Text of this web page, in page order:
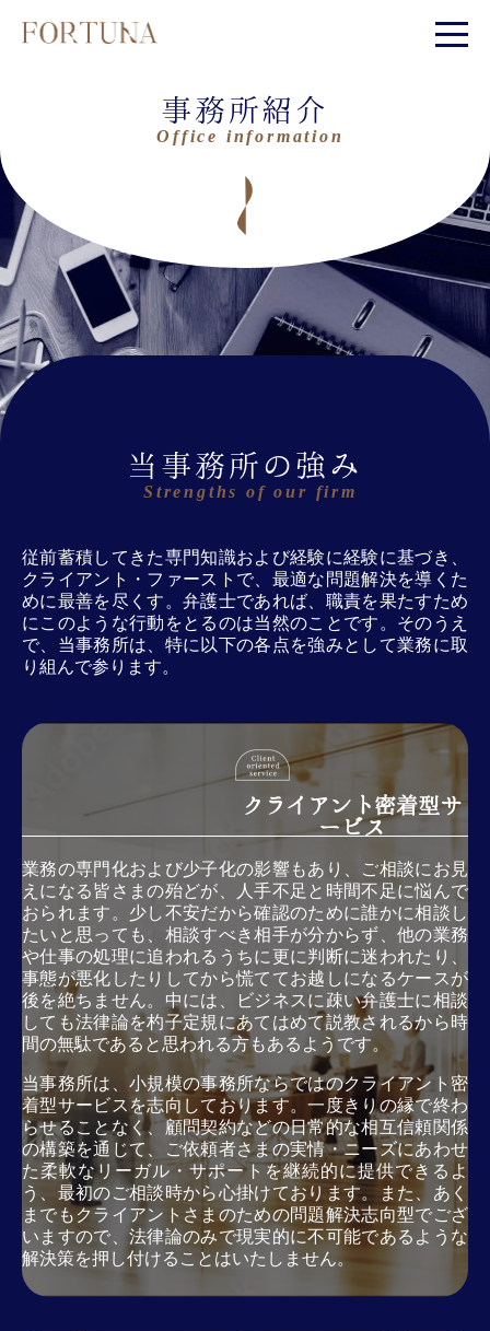
事務所紹介
当事務所の強み
従前蓄積してきた専門知識および経験に経験に基づき、
クライアント・ファーストで、最適な問題解決を導くた
めに最善を尽くす。弁護士であれば、職責を果たすため
にこのような行動をとるのは当然のことです。そのうえ
で、当事務所は、特に以下の各点を強みとして業務に取
り組んで参ります。
クライアント密着型サ
ービス
業務の専門化および少子化の影響もあり、ご相談にお見
えになる皆さまの殆どが、人手不足と時間不足に悩んで
おられます。少し不安だから確認のために誰かに相談し
たいと思っても、相談すべき相手が分からず、他の業務
や仕事の処理に追われるうちに更に判断に迷われたり、
事態が悪化したりしてから慌ててお越しになるケースが
後を絶ちません。中には、ビジネスに疎い弁護士に相談
しても法律論を杓子定規にあてはめて説教されるから時
間の無駄であると思われる方もあるようです。
当事務所は、小規模の事務所ならではのクライアント密
着型サービスを志向しております。一度きりの縁で終わ
らせることなく、顧問契約などの日常的な相互信頼関係
の構築を通じて、ご依頼者さまの実情・ニーズにあわせ
た柔軟なリーガル・サポートを継続的に提供できるよ
う、最初のご相談時から心掛けております。また、あく
までもクライアントさまのための問題解決志向型でござ
いますので、法律論のみで現実的に不可能であるような
解決策を押し付けることはいたしません。